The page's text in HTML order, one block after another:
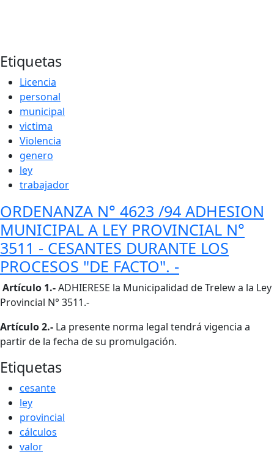
Etiquetas
Licencia
personal
municipal
victima
Violencia
genero
ley
trabajador
ORDENANZA N° 4623 /94 ADHESION
MUNICIPAL A LEY PROVINCIAL N°
3511 - CESANTES DURANTE LOS
PROCESOS "DE FACTO". -
Cuerpo
Artículo 1.-ADHIERESE la Municipalidad de Trelew a la Ley
Provincial N° 3511.-
Artículo 2.- La presente norma legal tendrá vigencia a
partir de la fecha de su promulgación.
Etiquetas
cesante
ley
provincial
cálculos
valor